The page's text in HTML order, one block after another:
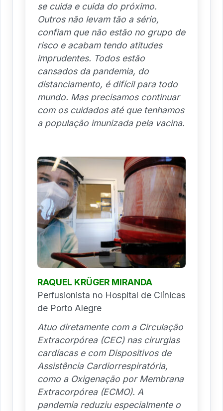
se cuida e cuida do próximo.
Outros não levam tão a sério,
confiam que não estão no grupo de
risco e acabam tendo atitudes
imprudentes. Todos estão
cansados da pandemia, do
distanciamento, é difícil para todo
mundo. Mas precisamos continuar
com os cuidados até que tenhamos
a população imunizada pela vacina.
RAQUEL KRÜGER MIRANDA
Perfusionista no Hospital de Clínicas
de Porto Alegre
Atuo diretamente com a Circulação
Extracorpórea (CEC) nas cirurgias
cardíacas e com Dispositivos de
Assistência Cardiorrespiratória,
como a Oxigenação por Membrana
Extracorpórea (ECMO). A
pandemia reduziu especialmente o